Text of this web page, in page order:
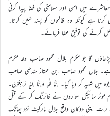
میں امن اور سلامتی کی فضا پیدا کرنی
ہے کیونکہ وہ ظالموں کو پسند نہیں کرتا۔
عمل کرنے کی توفیق عطا فرمائے۔
گا جو مکرم بلال محمود صاحب ولد مکرم
ہے۔ بلال محمود صاحب ابن ممتاز سندھی صاحب
2016ء کی رات کو ربوہ میں شہید کر دیا گیا۔ اِنَّا لِلّٰہِ وَاِنَّا اِلَیْہِ رَاجِعُوْنَ۔
سائیکل سواروں نے فائرنگ کر کے قتل
اپنی دوکان واقع بلال مارکیٹ نزد پھاٹک